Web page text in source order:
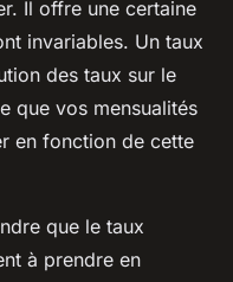
Il offre une certaine
invariables. Un taux
des taux sur le
que vos mensualités
en fonction de cette
que le taux
à prendre en